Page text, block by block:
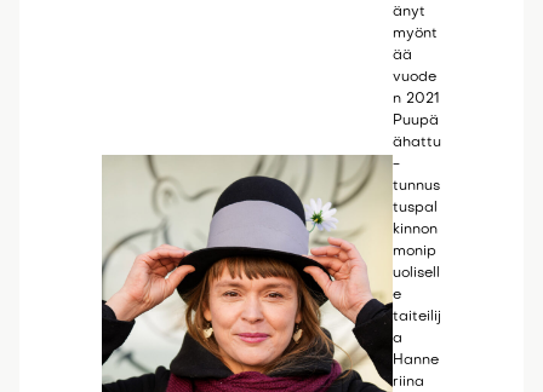
änyt
myönt
ää
vuode
n 2021
Puupä
ähattu
-
tunnus
tuspal
kinnon
monip
uolisell
e
taiteilij
a
Hanne
riina